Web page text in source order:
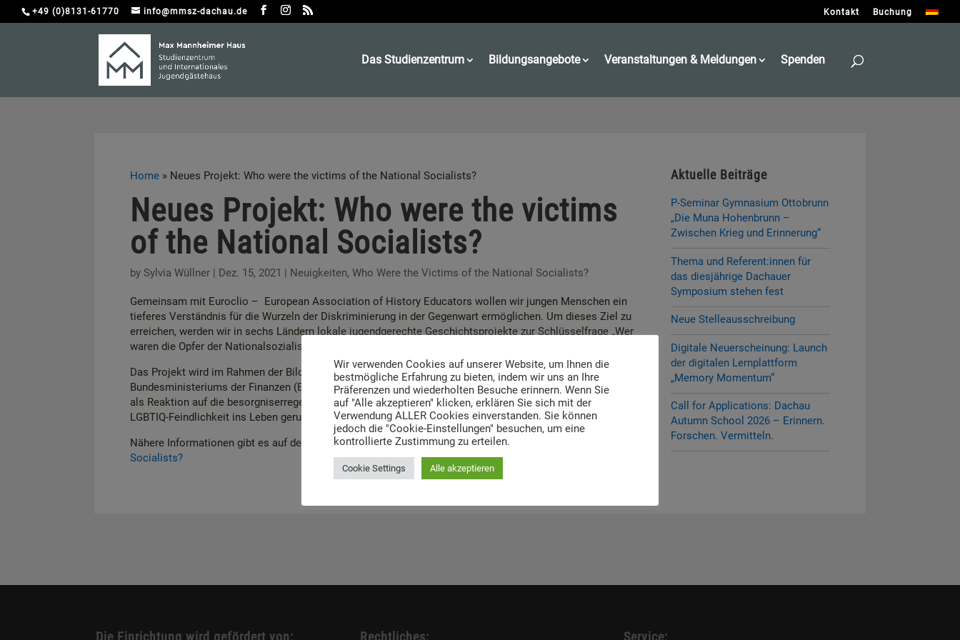
+49 (0)8131-61770 info@mmsz-dachau.de Kontakt Buchung
Das Studienzentrum Bildungsangebote Veranstaltungen & Meldungen Spenden
Home » Neues Projekt: Who were the victims of the National Socialists?
Neues Projekt: Who were the victims
of the National Socialists?
by Sylvia Wüllner | Dez. 15, 2021 | Neuigkeiten, Who Were the Victims of the National Socialists?
Gemeinsam mit Euroclio – European Association of History Educators wollen wir jungen Menschen ein
tieferes Verständnis für die Wurzeln der Diskriminierung in der Gegenwart ermöglichen. Um dieses Ziel zu
erreichen, werden wir in sechs Ländern lokale jugendgerechte Geschichtsprojekte zur Schlüsselfrage „Wer
waren die Opfer der Nationalsozialisten?“ konzipieren, entwickeln und erproben.
Das Projekt wird im Rahmen der Bildungsagenda NS-Unrecht gefördert, einer Initiative des
Bundesministeriums der Finanzen (BNF) und der Stiftung Erinnerung, Verantwortung und Zukunft (EVZ), die
als Reaktion auf die besorgniserregende Zunahme von Antisemitismus, Antiziganismus, Rassismus und
LGBTIQ-Feindlichkeit ins Leben gerufen wurde.
Nähere Informationen gibt es auf der Homepage von EuroClio unter: Who were the victims of the National
Socialists?
Aktuelle Beiträge
P-Seminar Gymnasium Ottobrunn
„Die Muna Hohenbrunn –
Zwischen Krieg und Erinnerung“
Thema und Referent:innen für
das diesjährige Dachauer
Symposium stehen fest
Neue Stelleausschreibung
Digitale Neuerscheinung: Launch
der digitalen Lernplattform
„Memory Momentum“
Call for Applications: Dachau
Autumn School 2026 – Erinnern.
Forschen. Vermitteln.
Wir verwenden Cookies auf unserer Website, um Ihnen die
bestmögliche Erfahrung zu bieten, indem wir uns an Ihre
Präferenzen und wiederholten Besuche erinnern. Wenn Sie
auf "Alle akzeptieren" klicken, erklären Sie sich mit der
Verwendung ALLER Cookies einverstanden. Sie können
jedoch die "Cookie-Einstellungen" besuchen, um eine
kontrollierte Zustimmung zu erteilen.
Cookie Settings Alle akzeptieren